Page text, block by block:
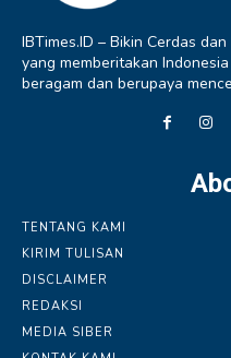
IBTimes.ID – Bikin Cerdas
yang memberitakan
beragam dan berupaya
TENTANG KAMI
KIRIM TULISAN
DISCLAIMER
REDAKSI
MEDIA SIBER